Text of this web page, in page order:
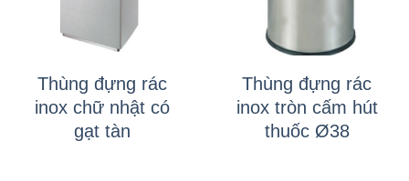
Thùng đựng rác
inox chữ nhật có
gạt tàn
Thùng đựng rác
inox tròn cấm hút
thuốc Ø38